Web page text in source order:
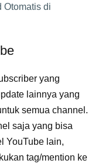
Otomatis di
yang
lainnya yang
semua channel.
saja yang bisa
YouTube lain,
tag/mention ke